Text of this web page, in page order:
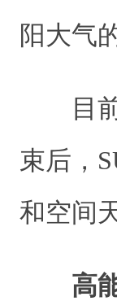
阳大气
目
束后，
和空间
高